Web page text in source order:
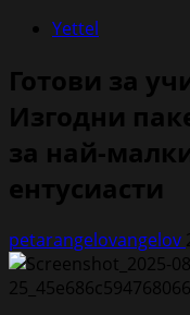
Yettel
Готови за
Изгодни
за най-
ентусиасти
petarangelovangelov